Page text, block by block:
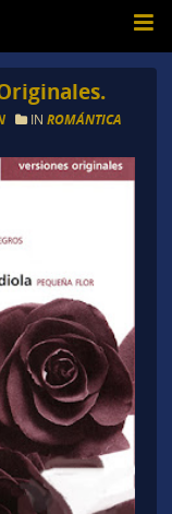
IN ROMÁNTICA